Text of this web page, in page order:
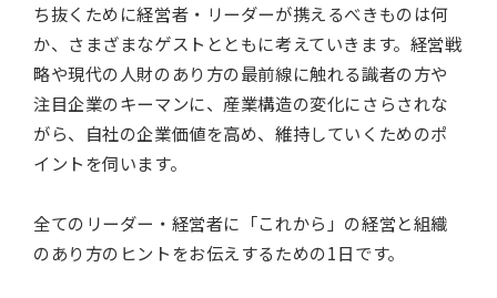
ち抜くために経営者・リーダーが携えるべきものは何
か、さまざまなゲストとともに考えていきます。経営戦
略や現代の人財のあり方の最前線に触れる識者の方や
注目企業のキーマンに、産業構造の変化にさらされな
がら、自社の企業価値を高め、維持していくためのポ
イントを伺います。
全てのリーダー・経営者に「これから」の経営と組織
のあり方のヒントをお伝えするための1日です。